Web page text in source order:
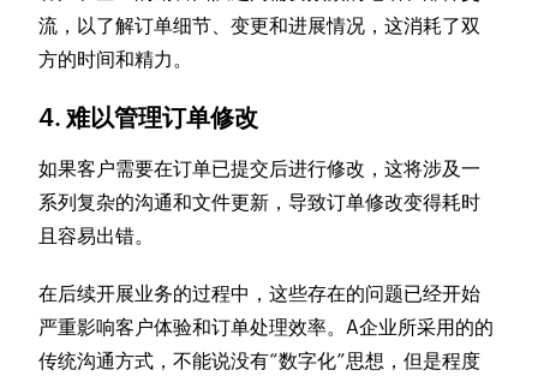
流，以了解订单细节、变更和进展情况，这消耗了双
方的时间和精力。
4. 难以管理订单修改
如果客户需要在订单已提交后进行修改，这将涉及一
系列复杂的沟通和文件更新，导致订单修改变得耗时
且容易出错。
在后续开展业务的过程中，这些存在的问题已经开始
严重影响客户体验和订单处理效率。A企业所采用的的
传统沟通方式，不能说没有“数字化”思想，但是程度